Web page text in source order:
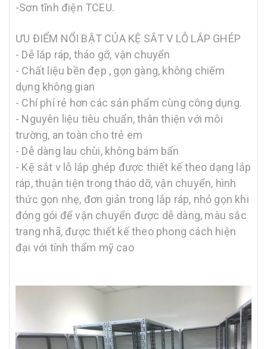
-Sơn tĩnh điện TCEU.
ƯU ĐIỂM NỔI BẬT CỦA KỆ SẮT V LỖ LẮP GHÉP
- Dễ lắp ráp, tháo gỡ, vận chuyển
- Chất liệu bền đẹp , gọn gàng, không chiếm
dụng không gian
- Chí phí rẻ hơn các sản phẩm cùng công dụng.
- Nguyên liệu tiêu chuẩn, thân thiện với môi
trường, an toàn cho trẻ em
- Dễ dàng lau chùi, không bám bẩn
- Kệ sắt v lỗ lắp ghép được thiết kế theo dạng lắp
ráp, thuận tiện trong tháo dỡ, vận chuyển, hình
thức gọn nhẹ, đơn giản trong lắp ráp, nhỏ gọn khi
đóng gói để vận chuyển được dễ dàng, màu sắc
trang nhã, được thiết kế theo phong cách hiện
đại với tính thẩm mỹ cao